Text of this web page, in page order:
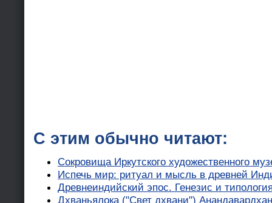
С этим обычно читают:
Сокровища Иркутского художественного
Испечь мир: ритуал и мысль в древней
Древнеиндийский эпос. Генезис и
Дхваньялока ("Свет дхвани")